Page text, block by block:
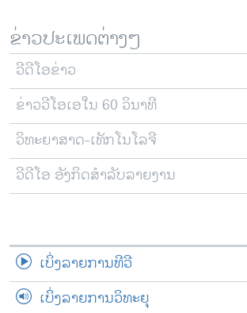
ວີດີໂອ
ສຽງ
ລາຍການກະຈາຍສຽງ
ພາສາຕ່າງໆ
ຂ່າວປະເພດຕ່າງໆ
ວີດີໂອຂ່າວ
ຂ່າວວີໂອເອໃນ 60 ວິນາທີ
ວິທະຍາສາດ-ເທັກໂນໂລຈີ
ວີດີໂອ ອັງກິດສຳລັບລາຍງານ
ເບິ່ງລາຍການທີວີ
ເບິ່ງລາຍການວິທະຍຸ